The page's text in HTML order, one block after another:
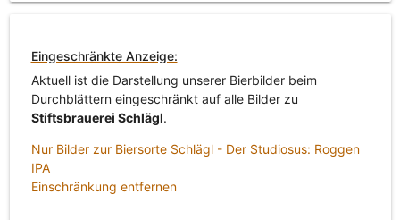
Eingeschränkte Anzeige:
Aktuell ist die Darstellung unserer Bierbilder beim
Durchblättern eingeschränkt auf alle Bilder zu
Stiftsbrauerei Schlägl.
Nur Bilder zur Biersorte Schlägl - Der Studiosus: Roggen
IPA
Einschränkung entfernen